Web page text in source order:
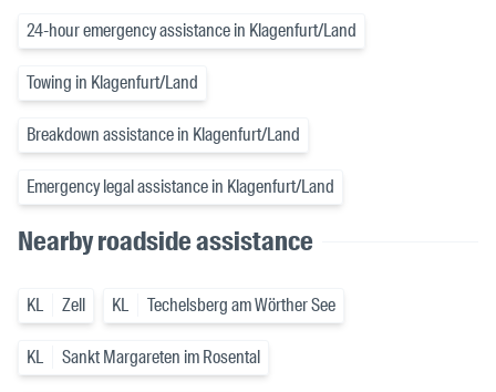
24-hour emergency assistance in Klagenfurt/Land
Towing in Klagenfurt/Land
Breakdown assistance in Klagenfurt/Land
Emergency legal assistance in Klagenfurt/Land
Nearby roadside assistance
KL Zell KL Techelsberg am Wörther See
KL Sankt Margareten im Rosental